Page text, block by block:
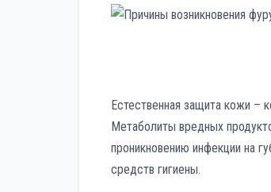
Естественная защита кожи –
Метаболиты вредных
проникновению инфекции на
средств гигиены.